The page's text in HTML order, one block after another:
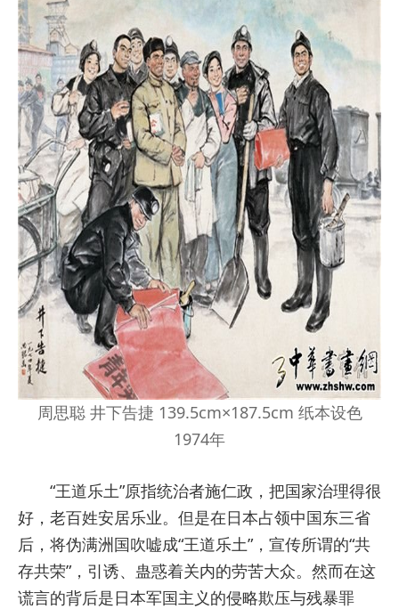
周思聪 井下告捷 139.5cm×187.5cm 纸本设色
1974年
“王道乐土”原指统治者施仁政，把国家治理得很
好，老百姓安居乐业。但是在日本占领中国东三省
后，将伪满洲国吹嘘成“王道乐土”，宣传所谓的“共
存共荣”，引诱、蛊惑着关内的劳苦大众。然而在这
谎言的背后是日本军国主义的侵略欺压与残暴罪